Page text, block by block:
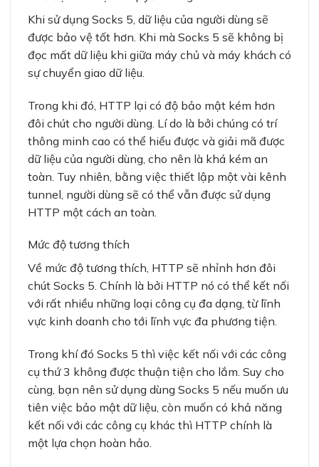
Khi sử dụng Socks 5, dữ liệu của người dùng sẽ
được bảo vệ tốt hơn. Khi mà Socks 5 sẽ không bị
đọc mất dữ liệu khi giữa máy chủ và máy khách có
sự chuyển giao dữ liệu.
Trong khi đó, HTTP lại có độ bảo mật kém hơn
đôi chút cho người dùng. Lí do là bởi chúng có trí
thông minh cao có thể hiểu được và giải mã được
dữ liệu của người dùng, cho nên là khá kém an
toàn. Tuy nhiên, bằng việc thiết lập một vài kênh
tunnel, người dùng sẽ có thể vẫn được sử dụng
HTTP một cách an toàn.
Mức độ tương thích
Về mức độ tương thích, HTTP sẽ nhỉnh hơn đôi
chút Socks 5. Chính là bởi HTTP nó có thể kết nối
với rất nhiều những loại công cụ đa dạng, từ lĩnh
vực kinh doanh cho tới lĩnh vực đa phương tiện.
Trong khí đó Socks 5 thì việc kết nối với các công
cụ thứ 3 không được thuận tiện cho lắm. Suy cho
cùng, bạn nên sử dụng dùng Socks 5 nếu muốn ưu
tiên việc bảo mật dữ liệu, còn muốn có khả năng
kết nối với các công cụ khác thì HTTP chính là
một lựa chọn hoàn hảo.